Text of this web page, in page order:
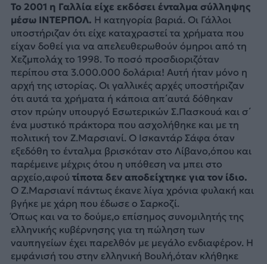
Το 2001 η Γαλλία είχε εκδόσει ένταλμα σύλληψης
μέσω ΙΝΤΕΡΠΟΛ. Η κατηγορία βαριά. Οι Γάλλοι
υποστήριζαν ότι είχε καταχραστεί τα χρήματα που
είχαν δοθεί για να απελευθερωθούν όμηροι από τη
Χεζμπολάχ το 1998. Το ποσό προσδιοριζόταν
περίπου στα 3.000.000 δολάρια! Αυτή ήταν μόνο η
αρχή της ιστορίας. Οι γαλλικές αρχές υποστήριζαν
ότι αυτά τα χρήματα ή κάποια απ΄αυτά δόθηκαν
στον πρώην υπουργό Εσωτερικών Σ.Πασκουά και σ΄
ένα μυστικό πράκτορα που ασχολήθηκε και με τη
πολιτική τον Ζ.Μαρσιανί. Ο Ισκαντάρ Σάφα όταν
εξεδόθη το ένταλμα βρισκόταν στο Λίβανο,όπου και
παρέμεινε μέχρις ότου η υπόθεση να μπει στο
αρχείο,αφού τίποτα δεν αποδείχτηκε για τον ίδιο.
Ο Ζ.Μαρσιανί πάντως έκανε λίγα χρόνια φυλακή και
βγήκε με χάρη που έδωσε ο Σαρκοζί.
Όπως και να το δούμε,ο επίσημος συνομιλητής της
ελληνικής κυβέρνησης για τη πώληση των
ναυπηγείων έχει παρελθόν με μεγάλο ενδιαφέρον. Η
εμφάνισή του στην ελληνική Βουλή,όταν κλήθηκε